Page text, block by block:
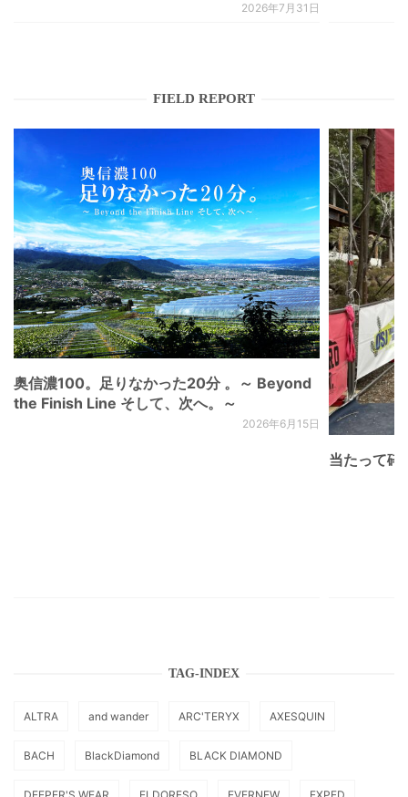
2026年7月31日
FIELD REPORT
奥信濃100。足りなかった20分 。～ Beyond
the Finish Line そして、次へ。～
2026年6月15日
当たって砕
TAG-INDEX
ALTRA and wander ARC'TERYX AXESQUIN
BACH BlackDiamond BLACK DIAMOND